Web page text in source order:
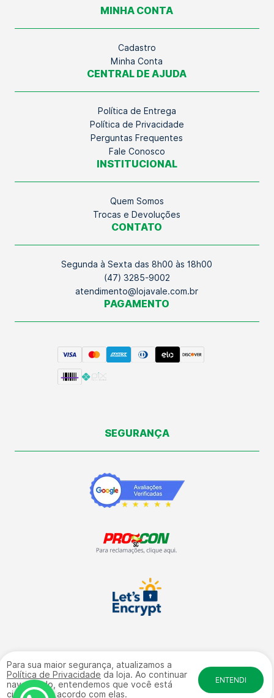
Para sua maior segurança, atualizamos a
Política de Privacidade da loja. Ao continuar
navegando, entendemos que você está
ciente e de acordo com elas.
ENTENDI
MINHA CONTA
Cadastro
Minha Conta
CENTRAL DE AJUDA
Política de Entrega
Política de Privacidade
Perguntas Frequentes
Fale Conosco
INSTITUCIONAL
Quem Somos
Trocas e Devoluções
CONTATO
Segunda à Sexta das 8h00 às 18h00
(47) 3285-9002
atendimento@lojavale.com.br
PAGAMENTO
SEGURANÇA
Vale Automação Industrial LTDA | CNPJ: 09.504.672/0001-09 | Rua:
General Osório, 4584 - Galpão 17 fundos - Sala 01 Bairro: Salto
Weissbach - CEP: 89032-240 | © Direitos Reservados
www.lojavale.com.br